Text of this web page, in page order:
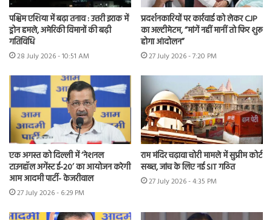
पश्चिम एशिया में बढ़ा तनाव : उत्तरी इराक में
ड्रोन हमले, अमेरिकी विमानों की बढ़ी
गतिविधि
28 July 2026 - 10:51 AM
प्रदर्शनकारियों पर कार्रवाई को लेकर CJP
का अल्टीमेटम, “मांगें नहीं मानीं तो फिर शुरू
होगा आंदोलन”
27 July 2026 - 7:20 PM
एक अगस्त को दिल्ली में ‘नेशनल
टाउनहॉल अगेंस्ट ई-20’ का आयोजन करेगी
आम आदमी पार्टी- केजरीवाल
27 July 2026 - 6:29 PM
राम मंदिर चढ़ावा चोरी मामले में सुप्रीम कोर्ट
सख्त, जांच के लिए नई SIT गठित
27 July 2026 - 4:35 PM